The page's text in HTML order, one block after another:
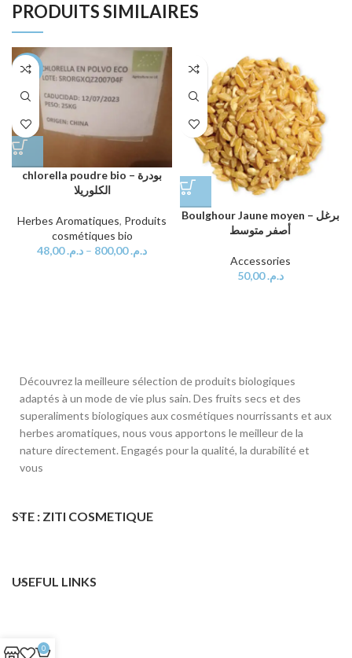
PRODUITS SIMILAIRES
-75%
chlorella poudre bio – بودرة
الكلوريلا
Herbes Aromatiques, Produits
cosmétiques bio
د.م.48,00 – د.م.800,00
Boulghour Jaune moyen – برغل
أصفر متوسط
Accessories
د.م.50,00
Découvrez la meilleure sélection de produits biologiques
adaptés à un mode de vie plus sain. Des fruits secs et des
superaliments biologiques aux cosmétiques nourrissants et aux
herbes aromatiques, nous vous apportons le meilleur de la
nature directement. Engagés pour la qualité, la durabilité et
vous
STE : ZITI COSMETIQUE
USEFUL LINKS
0